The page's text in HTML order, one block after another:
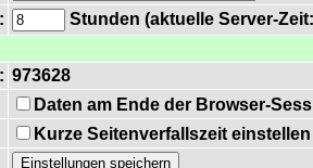
Stunden (aktuelle Server-
973628
Daten am Ende der Browser-
Kurze Seitenverfallszeit